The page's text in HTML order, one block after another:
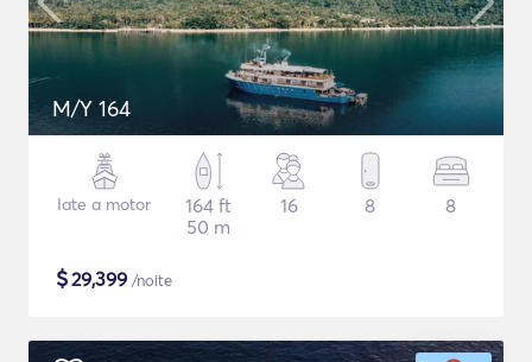
M/Y 164
Iate a motor
164 ft
50 m
16 8 8
$29,399 /noite